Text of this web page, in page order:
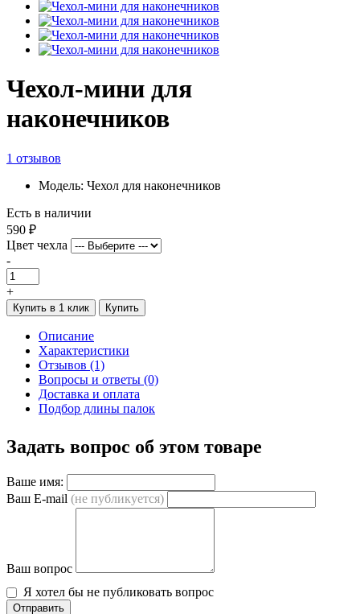
Чехол-мини для
наконечников
1 отзывов
Модель: Чехол для наконечников
Есть в наличии
590 ₽
Цвет чехла
-
+
Купить в 1 клик Купить
Описание
Характеристики
Отзывов (1)
Вопросы и ответы (0)
Доставка и оплата
Подбор длины палок
Задать вопрос об этом товаре
Ваше имя:
Ваш E-mail (не публикуется)
Ваш вопрос
Я хотел бы не публиковать вопрос
Отправить